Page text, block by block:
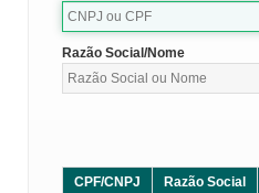
Razão Social/Nome
CPF/CNPJ Razão Social